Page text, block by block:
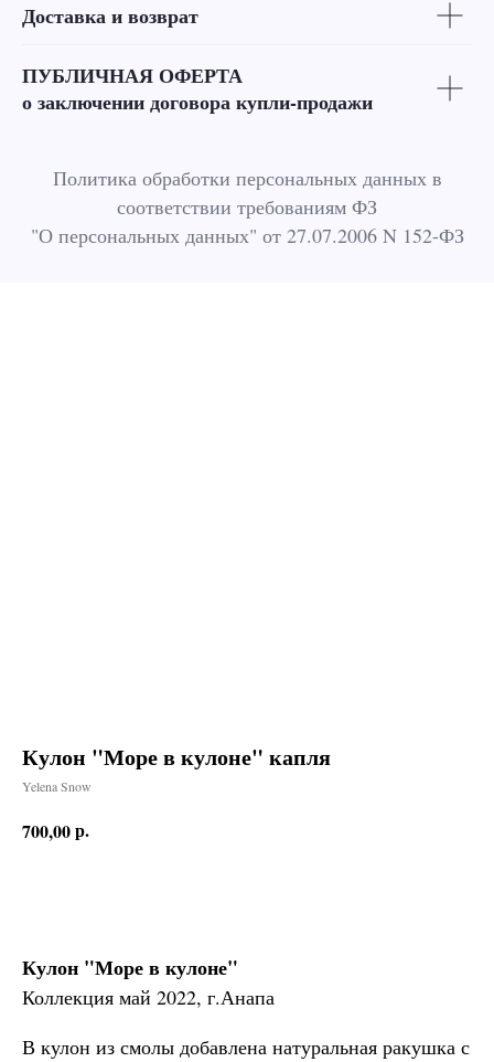
Доставка и возврат
ПУБЛИЧНАЯ ОФЕРТА
о заключении договора купли-продажи
Политика обработки персональных данных в
соответствии требованиям ФЗ
"О персональных данных" от 27.07.2006 N 152-ФЗ
Кулон "Море в кулоне" капля
Yelena Snow
700,00р.
Кулон "Море в кулоне"
Коллекция май 2022, г.Анапа
В кулон из смолы добавлена натуральная ракушка с